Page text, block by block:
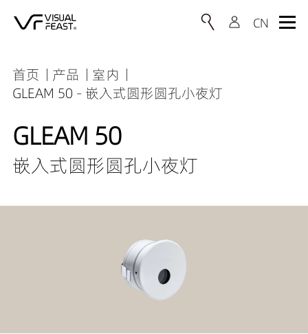
首页 产品
室内
GLEAM 50 - 嵌入式圆形圆孔小夜灯
GLEAM 50
嵌入式圆形圆孔小夜灯